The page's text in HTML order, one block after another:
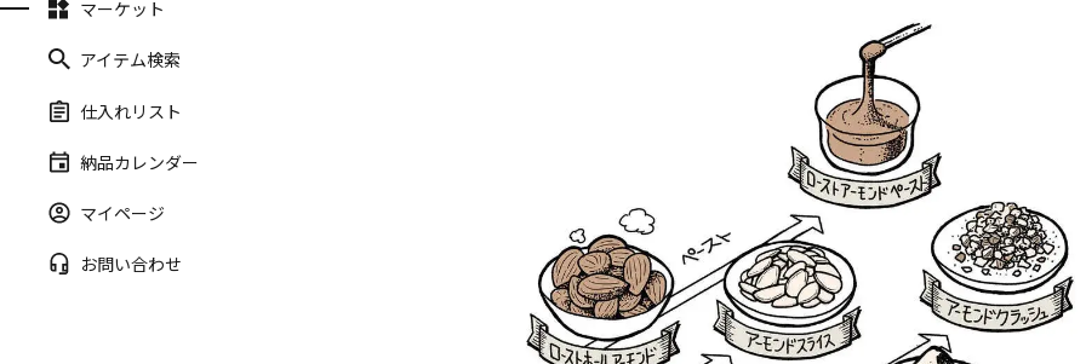
マーケット
アイテム検索
仕入れリスト
納品カレンダー
マイページ
お問い合わせ